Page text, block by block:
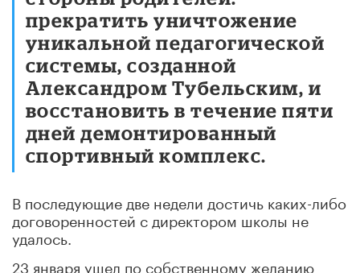
прекратить уничтожение
уникальной педагогической
системы, созданной
Александром Тубельским, и
восстановить в течение пяти
дней демонтированный
спортивный комплекс.
В последующие две недели достичь каких-либо
договоренностей с директором школы не
удалось.
23 января ушел по собственному желанию